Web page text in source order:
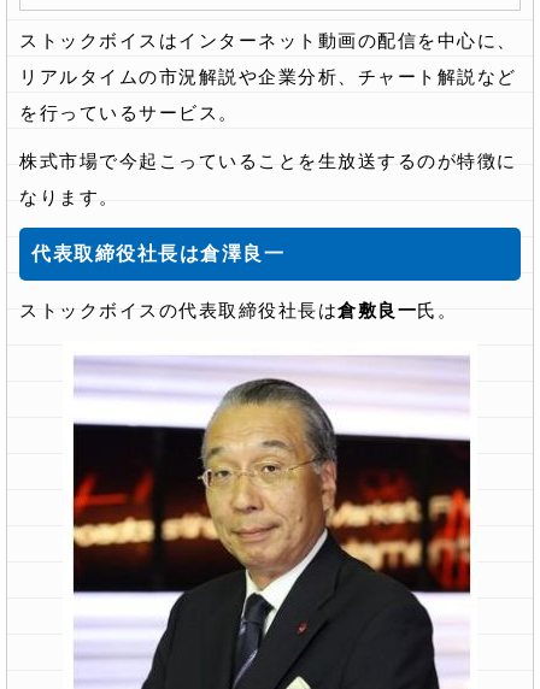
ストックボイスはインターネット動画の配信を中心に、
リアルタイムの市況解説や企業分析、チャート解説など
を行っているサービス。
株式市場で今起こっていることを生放送するのが特徴に
なります。
代表取締役社長は倉澤良一
ストックボイスの代表取締役社長は倉敷良一氏。